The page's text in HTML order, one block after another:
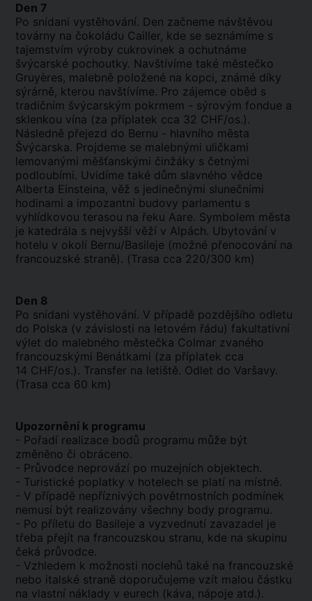
Den 7
Po snídani vystěhování. Den začneme návštěvou
továrny na čokoládu Cailler, kde se seznámíme s
tajemstvím výroby cukrovinek a ochutnáme
švýcarské pochoutky. Navštívíme také městečko
Gruyères, malebně položené na kopci, známé díky
sýrárně, kterou navštívíme. Pro zájemce oběd s
tradičním švýcarským pokrmem - sýrovým fondue a
sklenkou vína (za příplatek cca 32 CHF/os.).
Následně přejezd do Bernu - hlavního města
Švýcarska. Projdeme se malebnými uličkami
lemovanými měšťanskými činžáky s četnými
podloubími. Uvidíme také dům slavného vědce
Alberta Einsteina, věž s jedinečnými slunečními
hodinami a impozantní budovy parlamentu s
vyhlídkovou terasou na řeku Aare. Symbolem města
je katedrála s nejvyšší věží v Alpách. Ubytování v
hotelu v okolí Bernu/Basileje (možné přenocování na
francouzské straně). (Trasa cca 220/300 km)
Den 8
Po snídani vystěhování. V případě pozdějšího odletu
do Polska (v závislosti na letovém řádu) fakultativní
výlet do malebného městečka Colmar zvaného
francouzskými Benátkami (za příplatek cca
14 CHF/os.). Transfer na letiště. Odlet do Varšavy.
(Trasa cca 60 km)
Upozornění k programu
- Pořadí realizace bodů programu může být
změněno či obráceno.
- Průvodce neprovází po muzejních objektech.
- Turistické poplatky v hotelech se platí na místně.
- V případě nepříznivých povětrnostních podmínek
nemusí být realizovány všechny body programu.
- Po příletu do Basileje a vyzvednutí zavazadel je
třeba přejít na francouzskou stranu, kde na skupinu
čeká průvodce.
- Vzhledem k možnosti noclehů také na francouzské
nebo italské straně doporučujeme vzít malou částku
na vlastní náklady v eurech (káva, nápoje atd.).